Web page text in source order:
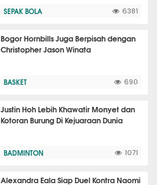
SEPAK BOLA 6381
Bogor Hornbills Juga Berpisah dengan
Christopher Jason Winata
BASKET 690
Justin Hoh Lebih Khawatir Monyet dan
Kotoran Burung Di Kejuaraan Dunia
BADMINTON 1071
Alexandra Eala Siap Duel Kontra Naomi